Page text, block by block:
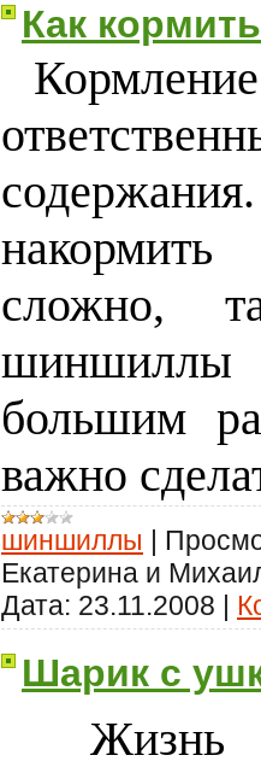
Как
сложно,
большим
важно
шиншиллы |
Екатерина и
Дата: 23.11.2008 |
Шарик с